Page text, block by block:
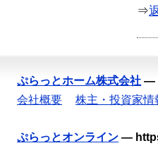
⇒
ぷらっとホーム株式会社 —
会社概要
株主・投資家情
ぷらっとオンライン —